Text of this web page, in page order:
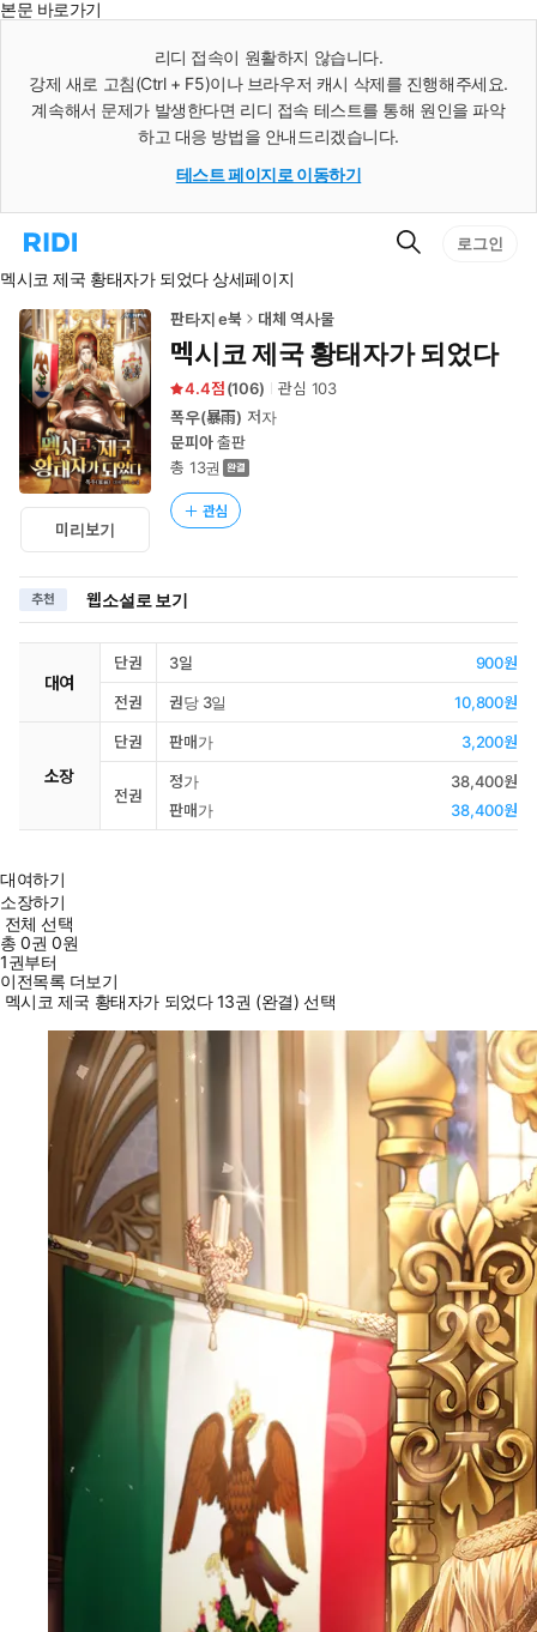
본문 바로가기
리디 접속이 원활하지 않습니다.
강제 새로 고침(Ctrl + F5)이나 브라우저 캐시 삭제를 진행해주세요.
계속해서 문제가 발생한다면 리디 접속 테스트를 통해 원인을 파악
하고 대응 방법을 안내드리겠습니다.
테스트 페이지로 이동하기
리
홈
로
이
동
검
로그인
멕시코 제국 황태자가 되었다 상세페이지
미리보기
판타지 e북 대체 역사물
멕시코 제국 황태자가 되었다
4.4 (106) 관심 103
폭우(暴雨) 저자
문피아출판
총 13권
관심
추천 웹소설로 보기
대여
단권 3일 900원
전권 권당 3일 10,800원
소장
단권 판매가 3,200원
전권
정가
38,400원
판매가
38,400원
대여하기
소장하기
전체 선택
총0권 0원
1권부터
이전목록 더보기
멕시코 제국 황태자가 되었다 13권 (완결) 선택